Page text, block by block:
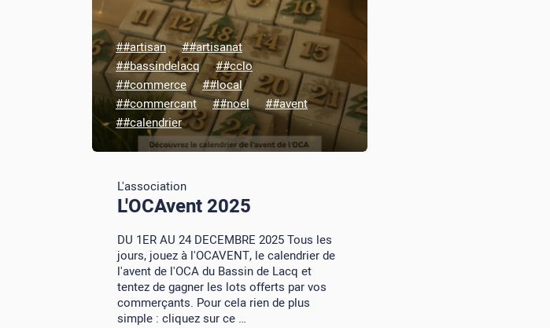
##artisan
##artisanat
##bassindelacq
##cclo
##commerce
##local
##commercant
##noel
##avent
##calendrier
L'association
L'OCAvent 2025
DU 1ER AU 24 DECEMBRE 2025 Tous les
jours, jouez à l'OCAVENT, le calendrier de
l'avent de l'OCA du Bassin de Lacq et
tentez de gagner les lots offerts par vos
commerçants. Pour cela rien de plus
simple : cliquez sur ce …